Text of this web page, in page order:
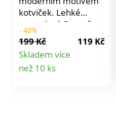
kotviček. Lehké
provedení. Rozměr:
70 x 180 cm.
Materiál: 35%
viskóza, 65%
polyester.
- 40%
199 Kč
119 Kč
Skladem více
než 10 ks